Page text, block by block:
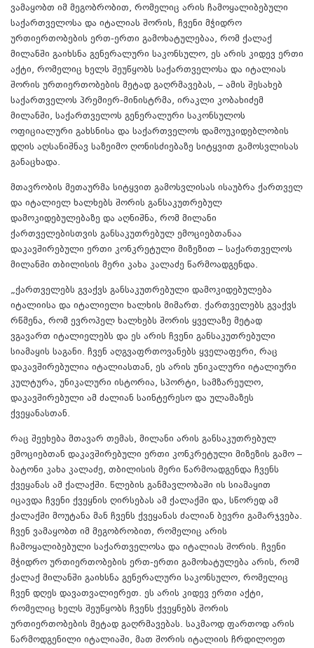
ვამაყობთ იმ მეგობრობით, რომელიც არის ჩამოყალიბებული
საქართველოსა და იტალიას შორის, ჩვენი მჭიდრო
ურთიერთობების ერთ-ერთი გამოხატულებაა, რომ ქალაქ
მილანში გაიხსნა გენერალური საკონსულო, ეს არის კიდევ ერთი
აქტი, რომელიც ხელს შეუწყობს საქართველოსა და იტალიას
შორის ურთიერთობების მეტად გაღრმავებას, – ამის შესახებ
საქართველოს პრემიერ-მინისტრმა, ირაკლი კობახიძემ
მილანში, საქართველოს გენერალური საკონსულოს
ოფიციალური გახსნისა და საქართველოს დამოუკიდებლობის
დღის აღსანიშნავ საზეიმო ღონისძიებაზე სიტყვით გამოსვლისას
განაცხადა.
მთავრობის მეთაურმა სიტყვით გამოსვლისას ისაუბრა ქართველ
და იტალიელ ხალხებს შორის განსაკუთრებულ
დამოკიდებულებაზე და აღნიშნა, რომ მილანი
ქართველებისთვის განსაკუთრებულ ემოციებთანაა
დაკავშირებული ერთი კონკრეტული მიზეზით – საქართველოს
მილანში თბილისის მერი კახა კალაძე წარმოადგენდა.
„ქართველებს გვაქვს განსაკუთრებული დამოკიდებულება
იტალიისა და იტალიელი ხალხის მიმართ. ქართველებს გვაქვს
რწმენა, რომ ევროპელ ხალხებს შორის ყველაზე მეტად
ვგავართ იტალიელებს და ეს არის ჩვენი განსაკუთრებული
სიამაყის საგანი. ჩვენ აღგვაფრთოვანებს ყველაფერი, რაც
დაკავშირებულია იტალიასთან, ეს არის უნიკალური იტალიური
კულტურა, უნიკალური ისტორია, სპორტი, სამზარეულო,
დაკავშირებული ამ ძალიან საინტერესო და ულამაზეს
ქვეყანასთან.
რაც შეეხება მთავარ თემას, მილანი არის განსაკუთრებულ
ემოციებთან დაკავშირებული ერთი კონკრეტული მიზეზის გამო –
ბატონი კახა კალაძე, თბილისის მერი წარმოადგენდა ჩვენს
ქვეყანას ამ ქალაქში. წლების განმავლობაში ის სიამაყით
იცავდა ჩვენი ქვეყნის ღირსებას ამ ქალაქში და, სწორედ ამ
ქალაქში მოუტანა მან ჩვენს ქვეყანას ძალიან ბევრი გამარჯვება.
ჩვენ ვამაყობთ იმ მეგობრობით, რომელიც არის
ჩამოყალიბებული საქართველოსა და იტალიას შორის. ჩვენი
მჭიდრო ურთიერთობების ერთ-ერთი გამოხატულება არის, რომ
ქალაქ მილანში გაიხსნა გენერალური საკონსულო, რომელიც
ჩვენ დღეს დავათვალიერეთ. ეს არის კიდევ ერთი აქტი,
რომელიც ხელს შეუწყობს ჩვენს ქვეყნებს შორის
ურთიერთობების მეტად გაღრმავებას. საკმაოდ ფართოდ არის
წარმოდგენილი იტალიაში, მათ შორის იტალიის ჩრდილოეთ